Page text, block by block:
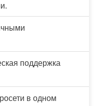
поддержка
в одном